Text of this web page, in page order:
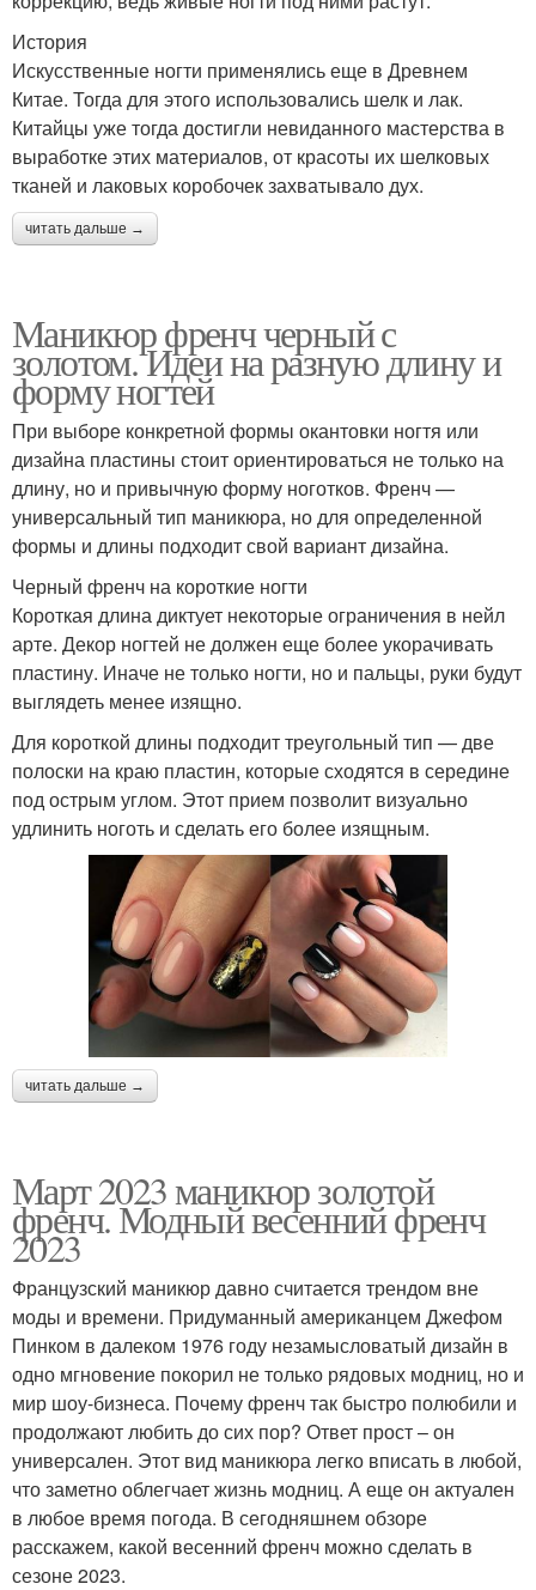
История
Искусственные ногти применялись еще в Древнем
Китае. Тогда для этого использовались шелк и лак.
Китайцы уже тогда достигли невиданного мастерства в
выработке этих материалов, от красоты их шелковых
тканей и лаковых коробочек захватывало дух.
читать дальше →
Маникюр френч черный с
золотом. Идеи на разную длину и
форму ногтей
При выборе конкретной формы окантовки ногтя или
дизайна пластины стоит ориентироваться не только на
длину, но и привычную форму ноготков. Френч —
универсальный тип маникюра, но для определенной
формы и длины подходит свой вариант дизайна.
Черный френч на короткие ногти
Короткая длина диктует некоторые ограничения в нейл
арте. Декор ногтей не должен еще более укорачивать
пластину. Иначе не только ногти, но и пальцы, руки будут
выглядеть менее изящно.
Для короткой длины подходит треугольный тип — две
полоски на краю пластин, которые сходятся в середине
под острым углом. Этот прием позволит визуально
удлинить ноготь и сделать его более изящным.
читать дальше →
Март 2023 маникюр золотой
френч. Модный весенний френч
2023
Французский маникюр давно считается трендом вне
моды и времени. Придуманный американцем Джефом
Пинком в далеком 1976 году незамысловатый дизайн в
одно мгновение покорил не только рядовых модниц, но и
мир шоу-бизнеса. Почему френч так быстро полюбили и
продолжают любить до сих пор? Ответ прост – он
универсален. Этот вид маникюра легко вписать в любой,
что заметно облегчает жизнь модниц. А еще он актуален
в любое время погода. В сегодняшнем обзоре
расскажем, какой весенний френч можно сделать в
сезоне 2023.